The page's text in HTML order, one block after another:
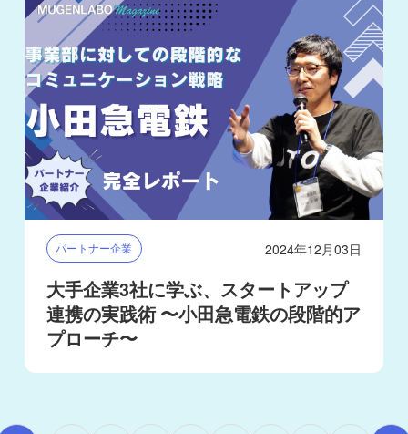
パートナー企業 2024年12月03日
大手企業3社に学ぶ、スタートアップ
連携の実践術 〜小田急電鉄の段階的ア
プローチ〜